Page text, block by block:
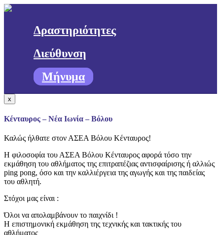
Δραστηριότητες
Διεύθυνση
Μήνυμα
x
Κένταυρος – Νέα Ιωνία – Βόλου
Καλώς ήλθατε στον ΑΣΕΑ Βόλου Κένταυρος!
Η φιλοσοφία του ΑΣΕΑ Βόλου Κένταυρος αφορά τόσο την
εκμάθηση του αθλήματος της επιτραπέζιας αντισφαίρισης ή αλλιώς
ping pong, όσο και την καλλιέργεια της αγωγής και της παιδείας
του αθλητή.
Στόχοι μας είναι :
Όλοι να απολαμβάνουν το παιχνίδι !
Η επιστημονική εκμάθηση της τεχνικής και τακτικής του
αθλήματος